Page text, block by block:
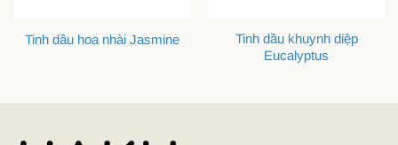
Tinh dầu hoa nhài Jasmine
Tinh dầu khuynh diệp
Eucalyptus